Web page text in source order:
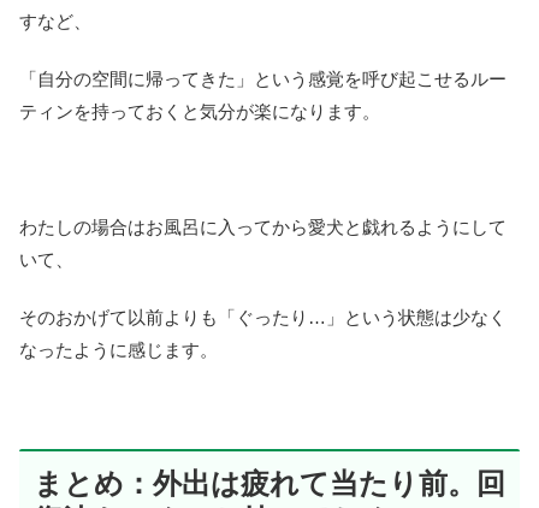
すなど、
「自分の空間に帰ってきた」という感覚を呼び起こせるルー
ティンを持っておくと気分が楽になります。
わたしの場合はお風呂に入ってから愛犬と戯れるようにして
いて、
そのおかげて以前よりも「ぐったり…」という状態は少なく
なったように感じます。
まとめ：外出は疲れて当たり前。回